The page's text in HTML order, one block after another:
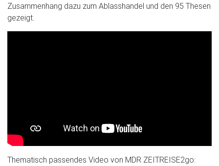
Zusammenhang dazu zum Ablasshandel und den 95 Thesen
gezeigt.
Thematisch passendes Video von MDR ZEITREISE2go: